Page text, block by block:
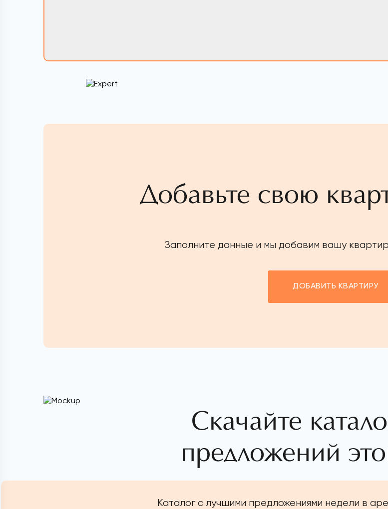
Добавьте свою
Заполните данные и мы добавим вашу
ДОБАВИТЬ КВАРТИРУ
Скачайте
предложений
Каталог с лучшими предложениями недели в